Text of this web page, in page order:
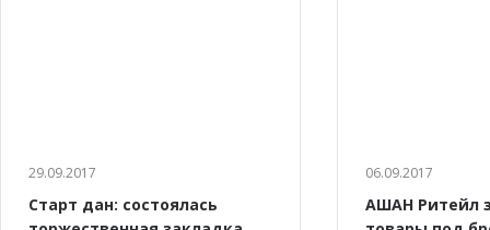
29.09.2017
Старт дан: состоялась
06.09.2017
АШАН Ритейл